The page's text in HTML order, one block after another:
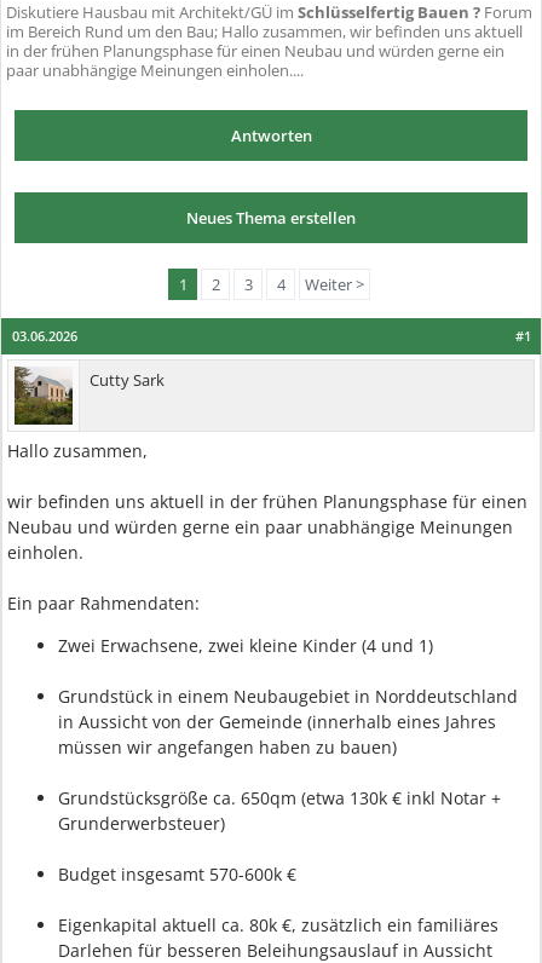
Diskutiere Hausbau mit Architekt/GÜ im Schlüsselfertig Bauen ? Forum
im Bereich Rund um den Bau; Hallo zusammen, wir befinden uns aktuell
in der frühen Planungsphase für einen Neubau und würden gerne ein
paar unabhängige Meinungen einholen....
Antworten
Neues Thema erstellen
1 2 3 4 Weiter >
#1
03.06.2026
Cutty Sark
Hallo zusammen,
wir befinden uns aktuell in der frühen Planungsphase für einen
Neubau und würden gerne ein paar unabhängige Meinungen
einholen.
Ein paar Rahmendaten:
Zwei Erwachsene, zwei kleine Kinder (4 und 1)
Grundstück in einem Neubaugebiet in Norddeutschland
in Aussicht von der Gemeinde (innerhalb eines Jahres
müssen wir angefangen haben zu bauen)
Grundstücksgröße ca. 650qm (etwa 130k € inkl Notar +
Grunderwerbsteuer)
Budget insgesamt 570-600k €
Eigenkapital aktuell ca. 80k €, zusätzlich ein familiäres
Darlehen für besseren Beleihungsauslauf in Aussicht